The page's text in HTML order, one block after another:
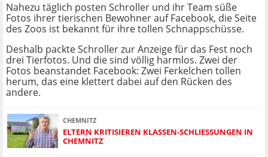
Nahezu täglich posten Schroller und ihr Team süße
Fotos ihrer tierischen Bewohner auf Facebook, die Seite
des Zoos ist bekannt für ihre tollen Schnappschüsse.
Deshalb packte Schroller zur Anzeige für das Fest noch
drei Tierfotos. Und die sind völlig harmlos. Zwei der
Fotos beanstandet Facebook: Zwei Ferkelchen tollen
herum, das eine klettert dabei auf den Rücken des
andere.
CHEMNITZ
ELTERN KRITISIEREN KLASSEN-SCHLIESSUNGEN IN C
HEMNITZ